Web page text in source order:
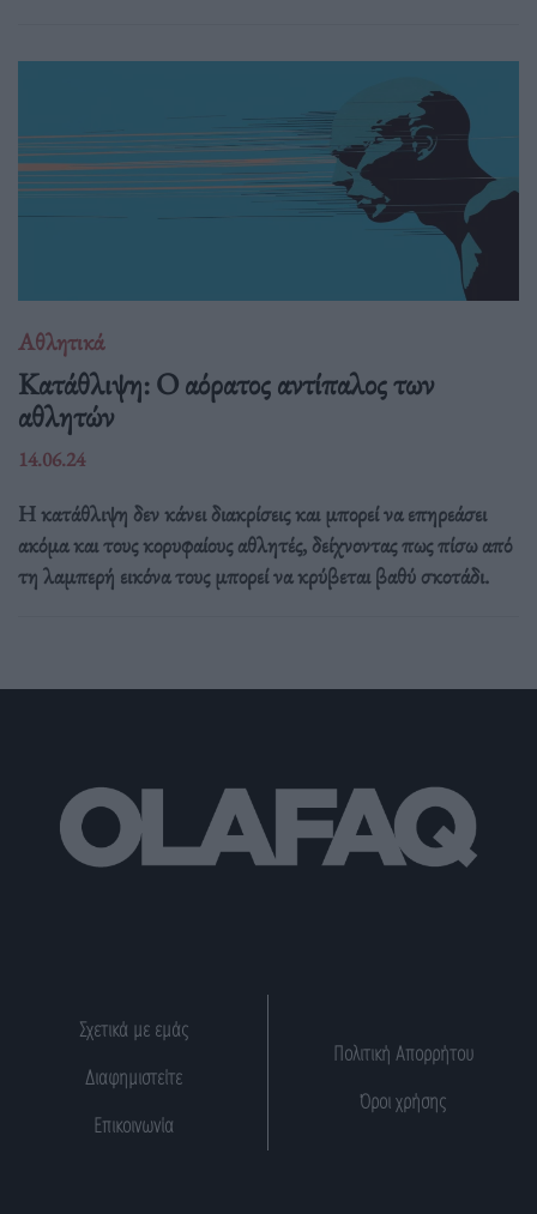
Αθλητικά
Κατάθλιψη: Ο αόρατος αντίπαλος των
αθλητών
14.06.24
Η κατάθλιψη δεν κάνει διακρίσεις και μπορεί να επηρεάσει
ακόμα και τους κορυφαίους αθλητές, δείχνοντας πως πίσω από
τη λαμπερή εικόνα τους μπορεί να κρύβεται βαθύ σκοτάδι.
Σχετικά με εμάς
Διαφημιστείτε
Επικοινωνία
Πολιτική Απορρήτου
Όροι χρήσης